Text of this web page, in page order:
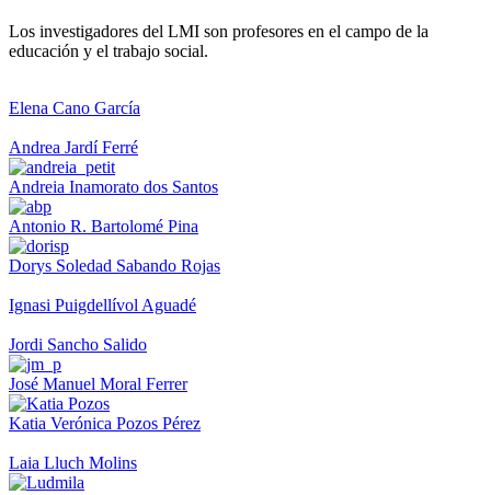
Los investigadores del LMI son profesores en el campo de la
educación y el trabajo social.
Elena Cano García
Andrea Jardí Ferré
Andreia Inamorato dos Santos
Antonio R. Bartolomé Pina
Dorys Soledad Sabando Rojas
Ignasi Puigdellívol Aguadé
Jordi Sancho Salido
José Manuel Moral Ferrer
Katia Verónica Pozos Pérez
Laia Lluch Molins